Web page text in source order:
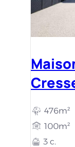
476m²
100m²
3 c.